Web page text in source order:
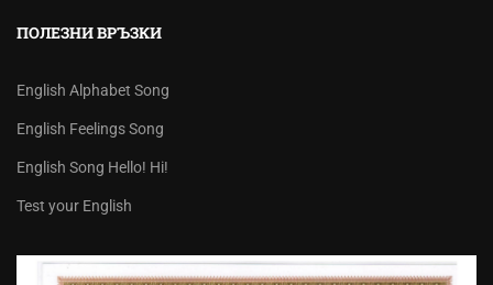
ПОЛЕЗНИ ВРЪЗКИ
English Alphabet Song
English Feelings Song
English Song Hello! Hi!
Test your English